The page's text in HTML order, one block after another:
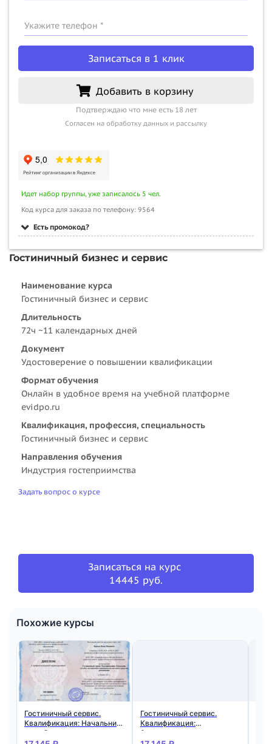
Укажите телефон *
Записаться в 1 клик
Добавить в корзину
Подтверждаю что мне есть 18 лет
Согласен на обработку данных и рассылку
Идет набор группы, уже записалось 5 чел.
Код курса для заказа по телефону: 9564
Есть промокод?
Гостиничный бизнес и сервис
Наименование курса
Гостиничный бизнес и сервис
Длительность
72ч ~11 календарных дней
Документ
Удостоверение о повышении квалификации
Формат обучения
Онлайн в удобное время на учебной платформе
evidpo.ru
Квалификация, профессия, специальность
Гостиничный бизнес и сервис
Направления обучения
Индустрия гостеприимства
Задать вопрос о курсе
Записаться на курс
14445 руб.
Похожие курсы
Гостиничный сервис.
Квалификация: Начальник
службы гостиничного
Гостиничный сервис.
Квалификация:
Заместитель директора